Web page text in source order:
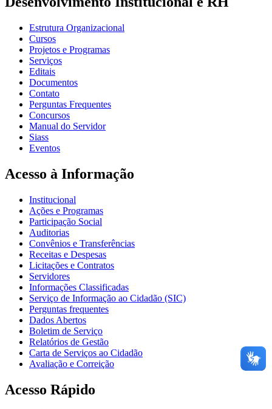
Estrutura Organizacional
Cursos
Projetos e Programas
Serviços
Editais
Documentos
Contato
Perguntas Frequentes
Concursos
Manual do Servidor
Siass
Eventos
Acesso à Informação
Institucional
Ações e Programas
Participação Social
Auditorias
Convênios e Transferências
Receitas e Despesas
Licitações e Contratos
Servidores
Informações Classificadas
Serviço de Informação ao Cidadão (SIC)
Perguntas frequentes
Dados Abertos
Boletim de Serviço
Relatórios de Gestão
Carta de Serviços ao Cidadão
Avaliação e Correição
Acesso Rápido